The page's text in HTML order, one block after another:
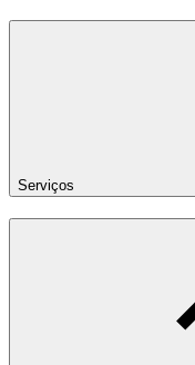
Serviços